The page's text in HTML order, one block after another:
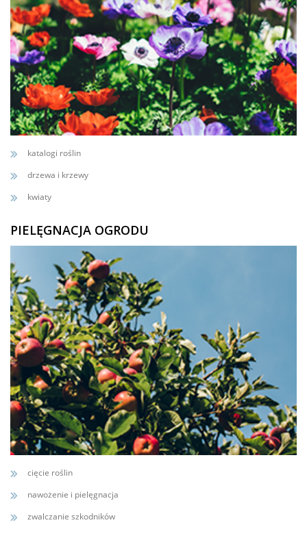
katalogi roślin
drzewa i krzewy
kwiaty
PIELĘGNACJA OGRODU
cięcie roślin
nawożenie i pielęgnacja
zwalczanie szkodników